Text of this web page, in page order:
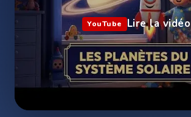
YouTube Lire la vidéo